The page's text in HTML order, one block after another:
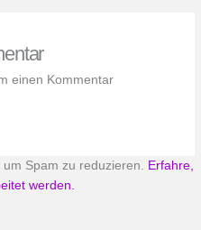
einen Kommentar
Spam zu reduzieren. Erfahre,
werden.